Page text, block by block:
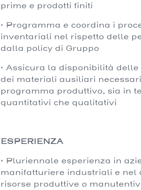
prime e prodotti finiti
· Programma e coordina i
inventariali nel rispetto delle
dalla policy di Gruppo
· Assicura la disponibilità
dei materiali ausiliari
programma produttivo, sia in
quantitativi che qualitativi
ESPERIENZA
· Pluriennale esperienza in
manifatturiere industriali e nel
risorse produttive o